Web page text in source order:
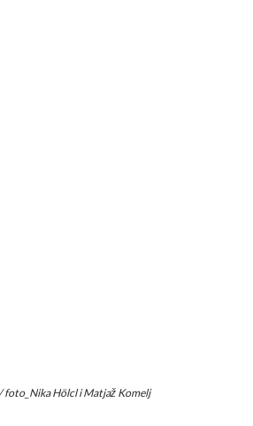
foto_Nika Hölcl i Matjaž Komelj